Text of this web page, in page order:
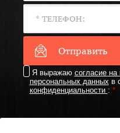
Отправить
Я выражаю согласие на
персональных данных в
конфиденциальности : *